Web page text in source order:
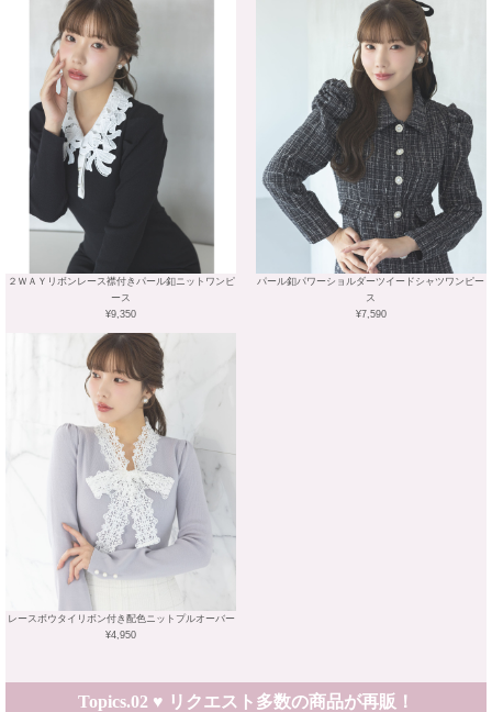
２ＷＡＹリボンレース襟付きパール釦ニットワンピ
ース
¥9,350
パール釦パワーショルダーツイードシャツワンピー
ス
¥7,590
レースボウタイリボン付き配色ニットプルオーバー
¥4,950
Topics.02 ♥ リクエスト多数の商品が再販！